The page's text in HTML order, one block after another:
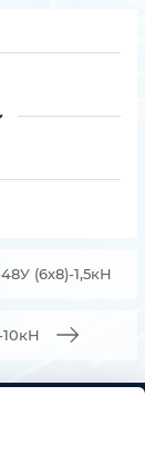
(6х8)-1,5кН
10кН